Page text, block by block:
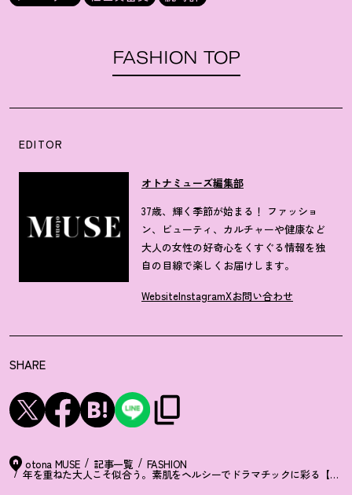
FASHION TOP
EDITOR
オトナミューズ編集部
37歳、輝く季節が始まる！ ファッショ
ン、ビューティ、カルチャーや健康など
大人の女性の好奇心をくすぐる情報を独
自の目線で楽しくお届けします。
WebsiteInstagramXお問い合わせ
SHARE
otona MUSE 記事一覧 FASHION
年を重ねた大人こそ似合う。素肌をヘルシーでドラマチックに彩る【ポ